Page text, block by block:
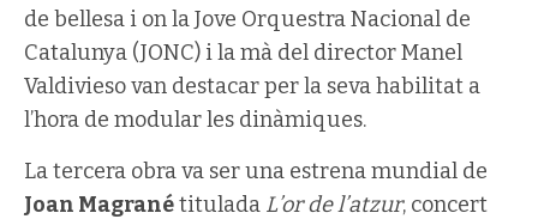
de bellesa i on la Jove Orquestra Nacional de
Catalunya (JONC) i la mà del director Manel
Valdivieso van destacar per la seva habilitat a
l’hora de modular les dinàmiques.
La tercera obra va ser una estrena mundial de
Joan Magranétitulada L’or de l’atzur, concert